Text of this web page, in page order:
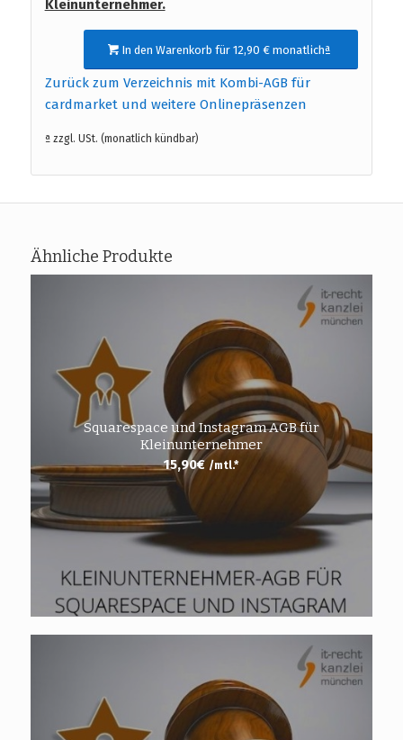
Kleinunternehmer.
In den Warenkorb für 12,90 € monatlichª
Zurück zum Verzeichnis mit Kombi-AGB für
cardmarket und weitere Onlinepräsenzen
ª zzgl. USt. (monatlich kündbar)
Ähnliche Produkte
Squarespace und Instagram AGB für
Kleinunternehmer
15,90€ /mtl.*